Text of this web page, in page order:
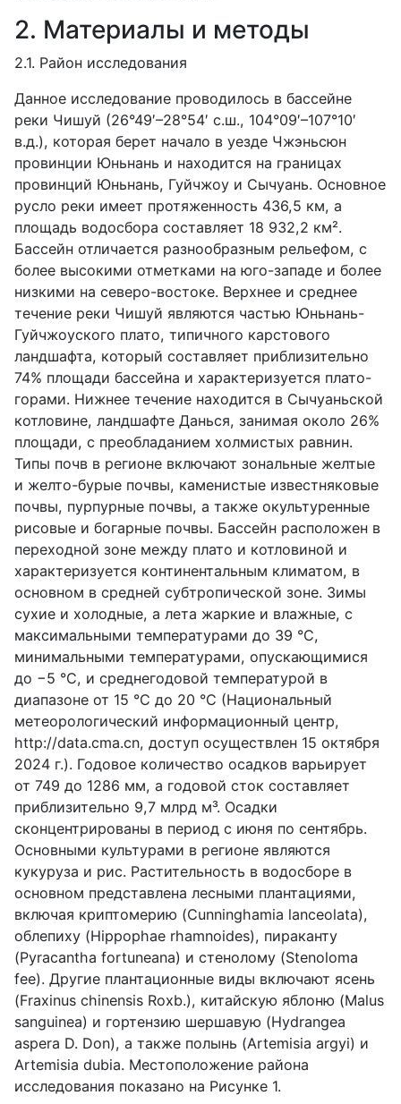
2. Материалы и методы
2.1. Район исследования
Данное исследование проводилось в бассейне
реки Чишуй (26°49′–28°54′ с.ш., 104°09′–107°10′
в.д.), которая берет начало в уезде Чжэньсюн
провинции Юньнань и находится на границах
провинций Юньнань, Гуйчжоу и Сычуань. Основное
русло реки имеет протяженность 436,5 км, а
площадь водосбора составляет 18 932,2 км².
Бассейн отличается разнообразным рельефом, с
более высокими отметками на юго-западе и более
низкими на северо-востоке. Верхнее и среднее
течение реки Чишуй являются частью Юньнань-
Гуйчжоуского плато, типичного карстового
ландшафта, который составляет приблизительно
74% площади бассейна и характеризуется плато-
горами. Нижнее течение находится в Сычуаньской
котловине, ландшафте Данься, занимая около 26%
площади, с преобладанием холмистых равнин.
Типы почв в регионе включают зональные желтые
и желто-бурые почвы, каменистые известняковые
почвы, пурпурные почвы, а также окультуренные
рисовые и богарные почвы. Бассейн расположен в
переходной зоне между плато и котловиной и
характеризуется континентальным климатом, в
основном в средней субтропической зоне. Зимы
сухие и холодные, а лета жаркие и влажные, с
максимальными температурами до 39 °C,
минимальными температурами, опускающимися
до −5 °C, и среднегодовой температурой в
диапазоне от 15 °C до 20 °C (Национальный
метеорологический информационный центр,
http://data.cma.cn, доступ осуществлен 15 октября
2024 г.). Годовое количество осадков варьирует
от 749 до 1286 мм, а годовой сток составляет
приблизительно 9,7 млрд м³. Осадки
сконцентрированы в период с июня по сентябрь.
Основными культурами в регионе являются
кукуруза и рис. Растительность в водосборе в
основном представлена лесными плантациями,
включая криптомерию (Cunninghamia lanceolata),
облепиху (Hippophae rhamnoides), пираканту
(Pyracantha fortuneana) и стенолому (Stenoloma
fee). Другие плантационные виды включают ясень
(Fraxinus chinensis Roxb.), китайскую яблоню (Malus
sanguinea) и гортензию шершавую (Hydrangea
aspera D. Don), а также полынь (Artemisia argyi) и
Artemisia dubia. Местоположение района
исследования показано на Рисунке 1.